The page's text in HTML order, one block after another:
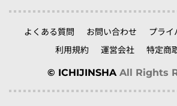
よくある質問 お問い合わせ
プライ
利用規約
運営会社 特定商
© ICHIJINSHA All Rights